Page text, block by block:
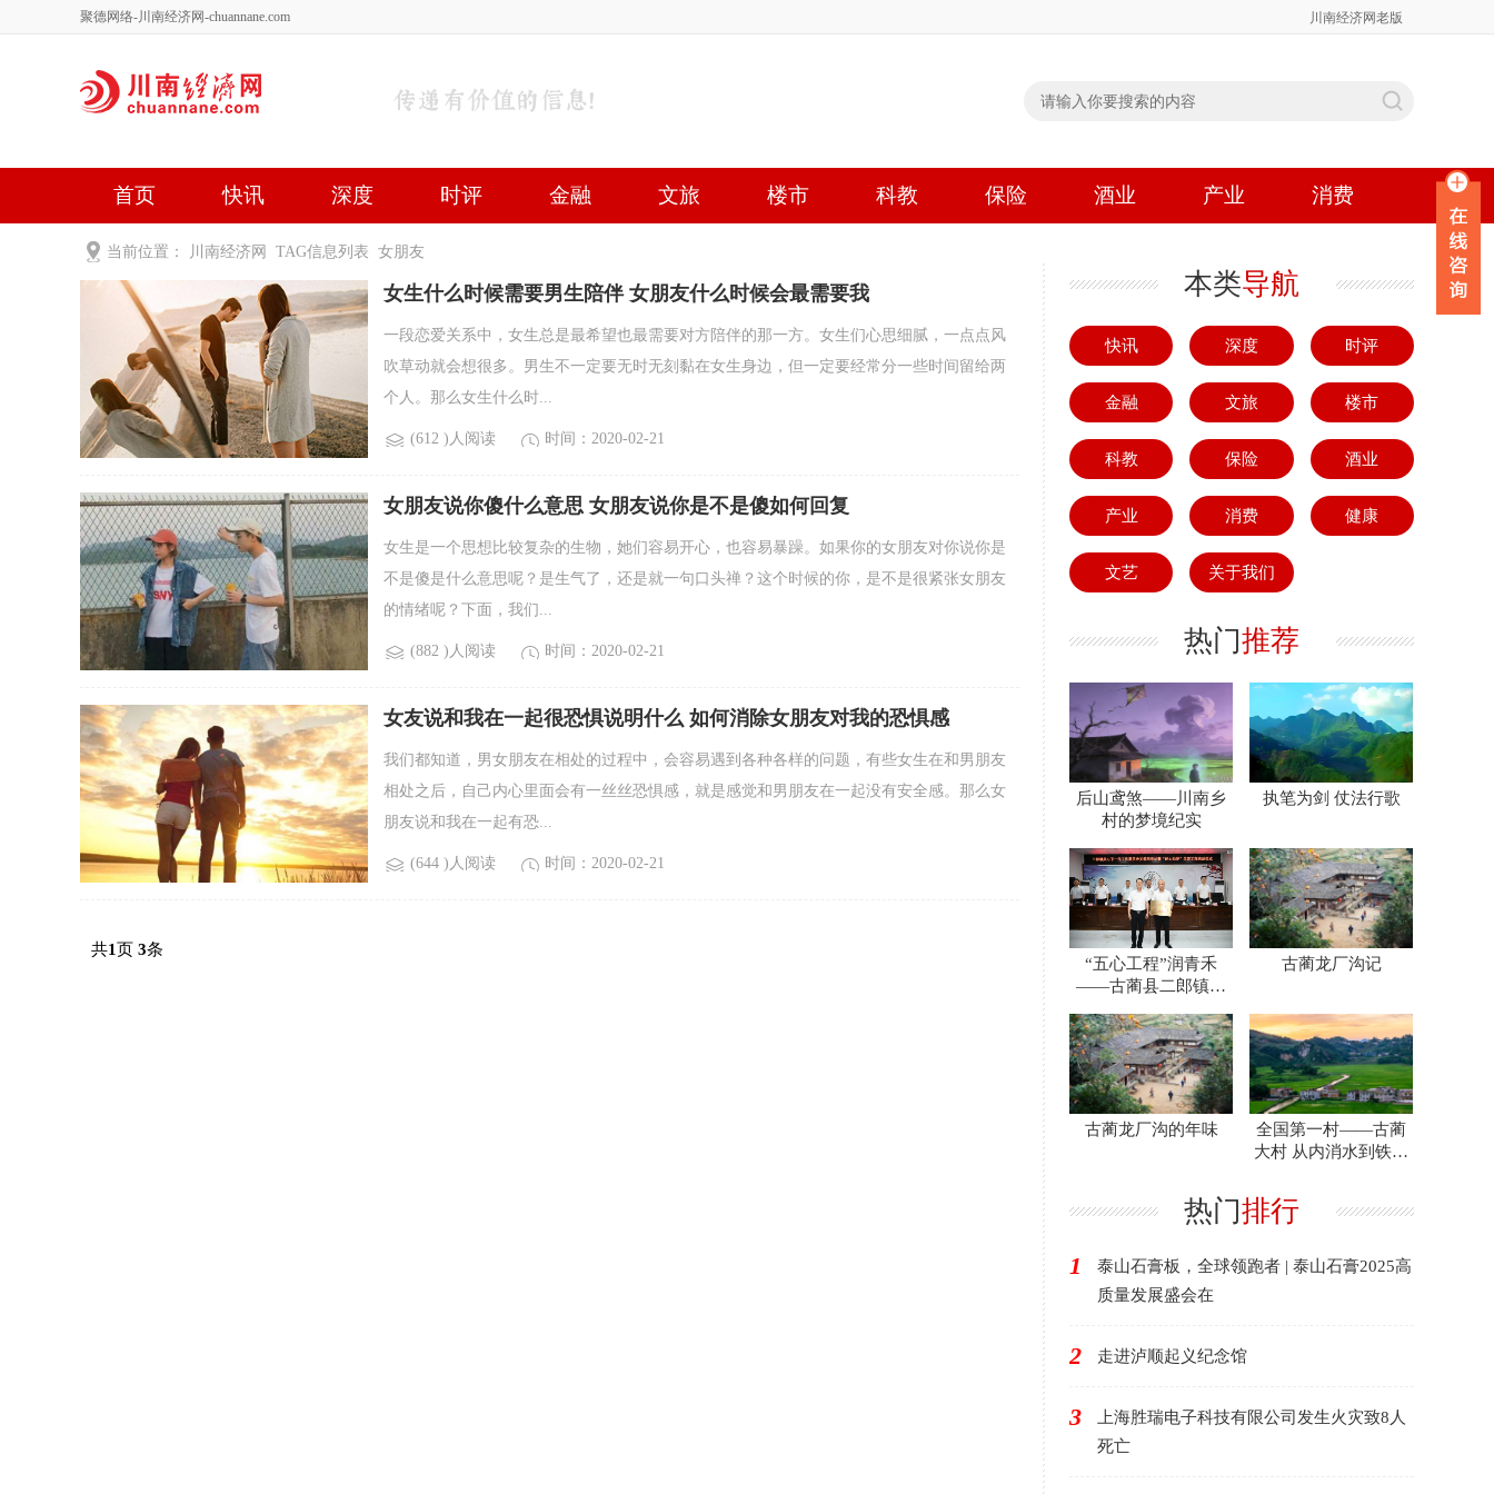
聚德网络-川南经济网-chuannane.com 川南经济网老版
首页 快讯 深度 时评 金融 文旅 楼市 科教 保险 酒业 产业 消费
健康 文艺 关于我们
当前位置： 川南经济网 TAG信息列表 女朋友
女生什么时候需要男生陪伴 女朋友什么时候会最需要我
一段恋爱关系中，女生总是最希望也最需要对方陪伴的那一方。女生们心思细腻，一点点风
吹草动就会想很多。男生不一定要无时无刻黏在女生身边，但一定要经常分一些时间留给两
个人。那么女生什么时...
(612 )人阅读 时间：2020-02-21
女朋友说你傻什么意思 女朋友说你是不是傻如何回复
女生是一个思想比较复杂的生物，她们容易开心，也容易暴躁。如果你的女朋友对你说你是
不是傻是什么意思呢？是生气了，还是就一句口头禅？这个时候的你，是不是很紧张女朋友
的情绪呢？下面，我们...
(882 )人阅读 时间：2020-02-21
女友说和我在一起很恐惧说明什么 如何消除女朋友对我的恐惧感
我们都知道，男女朋友在相处的过程中，会容易遇到各种各样的问题，有些女生在和男朋友
相处之后，自己内心里面会有一丝丝恐惧感，就是感觉和男朋友在一起没有安全感。那么女
朋友说和我在一起有恐...
(644 )人阅读 时间：2020-02-21
共1页 3条
本类导航
快讯 深度 时评
金融 文旅 楼市
科教 保险 酒业
产业 消费 健康
文艺 关于我们
热门推荐
后山鸢煞——川南乡
村的梦境纪实
执笔为剑 仗法行歌
“五心工程”润青禾
——古蔺县二郎镇关
古蔺龙厂沟记
古蔺龙厂沟的年味
全国第一村——古蔺
大村 从内消水到铁路
热门排行
1
泰山石膏板，全球领跑者 | 泰山石膏2025高
质量发展盛会在
2 走进泸顺起义纪念馆
3
上海胜瑞电子科技有限公司发生火灾致8人
死亡